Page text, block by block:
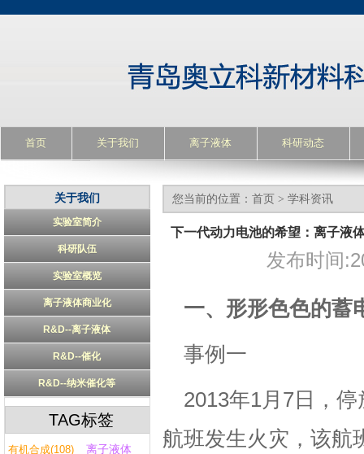
首页 关于我们 离子液体 科研动态
关于我们
实验室简介
科研队伍
实验室概览
离子液体商业化
R&D--离子液体
R&D--催化
R&D--纳米催化等
TAG标签
有机合成(108)
离子液体
您当前的位置： 首页 > 学科资讯
下一代动力电池的希望：离子液
发布时间
一、形形色色的蓄
事例一
2013年1月7日，
航班发生火灾，该航